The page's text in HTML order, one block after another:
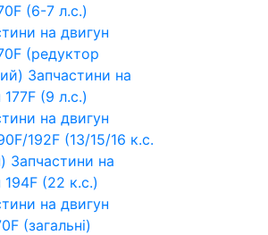
(6-7 л.с.)
на двигун
(редуктор
Запчастини на
177F (9 л.с.)
на двигун
192F (13/15/16 к.с.
Запчастини на
194F (22 к.с.)
на двигун
(загальні)